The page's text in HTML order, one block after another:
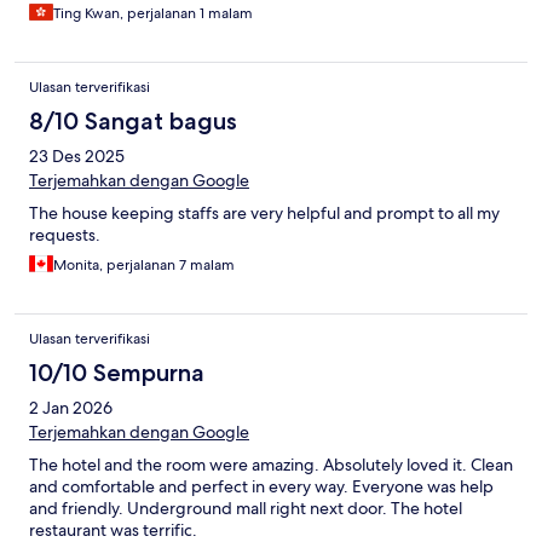
Ting Kwan, perjalanan 1 malam
Ulasan terverifikasi
8/10 Sangat bagus
23 Des 2025
Terjemahkan dengan Google
The house keeping staffs are very helpful and prompt to all my
requests.
Monita, perjalanan 7 malam
Ulasan terverifikasi
10/10 Sempurna
2 Jan 2026
Terjemahkan dengan Google
The hotel and the room were amazing. Absolutely loved it. Clean
and comfortable and perfect in every way. Everyone was help
and friendly. Underground mall right next door. The hotel
restaurant was terrific.